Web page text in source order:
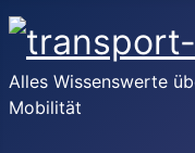
Alles Wissenswerte
Mobilität